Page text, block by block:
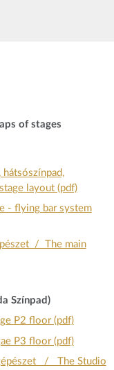
of stages
hátsószínpad,
layout (pdf)
- flying bar system
/ The main
Színpad)
P2 floor (pdf)
P3 floor (pdf)
/ The Studio